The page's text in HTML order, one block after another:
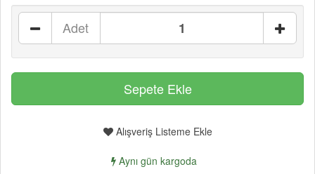
Adet
Alışveriş Listeme Ekle
Aynı gün kargoda